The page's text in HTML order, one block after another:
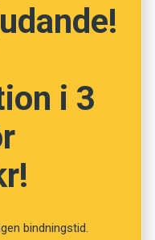
i 3
bindningstid.